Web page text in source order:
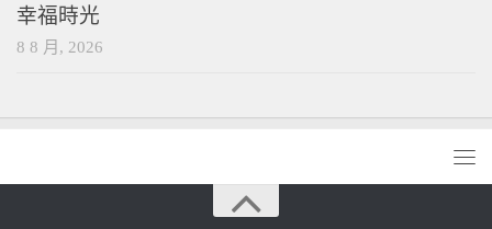
幸福時光
8 8 月, 2026